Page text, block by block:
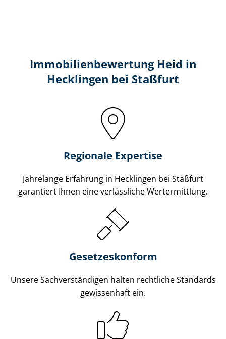
Immobilien­bewertung Heid in
Hecklingen bei Staßfurt
Regionale Expertise
Jahrelange Erfahrung in Hecklingen bei Staßfurt
garantiert Ihnen eine verlässliche Wertermittlung.
Gesetzes­konform
Unsere Sach­ver­stän­di­gen halten rechtliche Standards
gewissenhaft ein.